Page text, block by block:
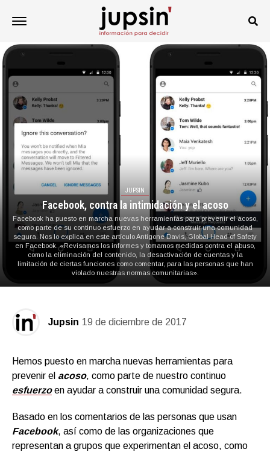
JUPSIN
Facebook, contra la intimidación y el acoso
Facebook ha puesto en marcha nuevas herramientas para prevenir el acoso,
como parte de su continuo esfuerzo en ayudar a construir una comunidad
segura. Nos lo explica en este artículo Antigone Davis, Global Head of Safety
en Facebook. «Revisamos los informes y tomamos medidas contra el abuso,
como la eliminación del contenido, la desactivación de cuentas y la
limitación de ciertas funciones como comentar, para las personas que han
violado nuestras normas comunitarias».
Jupsin 19 de diciembre de 2017
Hemos puesto en marcha nuevas herramientas para
prevenir el acoso, como parte de nuestro continuo
esfuerzoen ayudar a construir una comunidad segura.
Basado en los comentarios de las personas que usan
Facebook, así como de las organizaciones que
representan a grupos que experimentan el acoso, como